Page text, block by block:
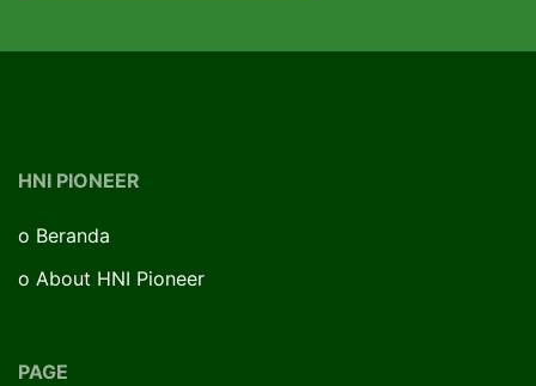
HNI PIONEER
o Beranda
o About HNI Pioneer
PAGE